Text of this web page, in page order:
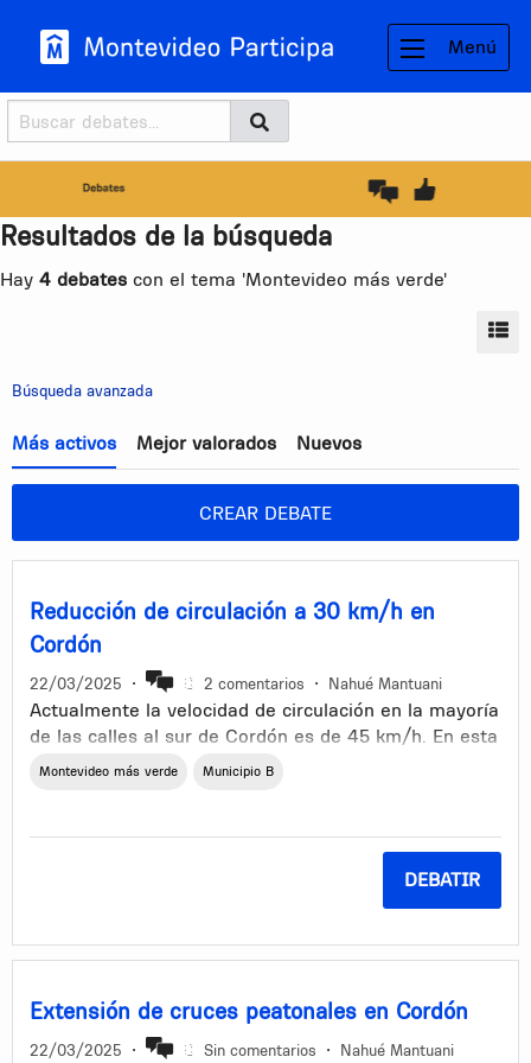
Menú
Buscador
Buscar BUSCAR
Resultados de la búsqueda
Hay 4 debates con el tema 'Montevideo más verde'
Búsqueda avanzada
Más activos Mejor valorados Nuevos
CREAR DEBATE
Reducción de circulación a 30 km/h en
Cordón
22/03/2025 • 2 comentarios • Nahué Mantuani
Actualmente la velocidad de circulación en la mayoría
de las calles al sur de Cordón es de 45 km/h. En esta
propuesta se plantea bajar la velocidad de las calles
incentivar la circulación activa. Los beneficios que
Mayor seguridad para ciclistas y peatones. Según la UNASEV
probabilidad de sobrevivir si el siniestro ocurre a 30km/h y
(UNASEV, 2024).
Reducción del tránsito vehicular en la zona, ya que, por lógica,
continuar por una vía principal o de mayor velocidad resulta más
Montevideo más verde Municipio B
DEBATIR
Extensión de cruces peatonales en Cordón
22/03/2025 • Sin comentarios • Nahué Mantuani